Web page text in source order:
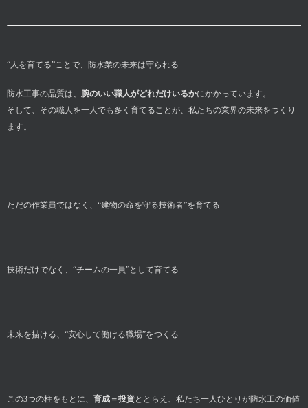
“人を育てる”ことで、防水業の未来は守られる
防水工事の品質は、 腕のいい職人がどれだけいるかにかかっています。
そして、その職人を一人でも多く育てることが、私たちの業界の未来をつくり
ます。
ただの作業員ではなく、“建物の命を守る技術者”を育てる
技術だけでなく、“チームの一員”として育てる
未来を描ける、“安心して働ける職場”をつくる
この3つの柱をもとに、 育成＝投資ととらえ、私たち一人ひとりが防水工の価値